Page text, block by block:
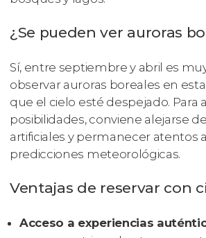
¿Se pueden ver auroras
Sí, entre septiembre y abril es
observar auroras boreales en
que el cielo esté despejado. Para
posibilidades, conviene alejarse
artificiales y permanecer atentos
predicciones meteorológicas.
Ventajas de reservar con
Acceso a experiencias